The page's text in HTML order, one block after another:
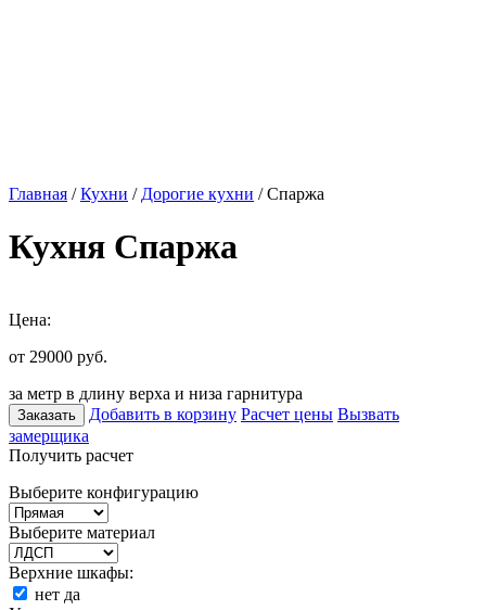
Главная /Кухни / Дорогие кухни / Спаржа
Кухня Спаржа
Цена:
от 29000 руб.
за метр в длину верха и низа гарнитура
Заказать Добавить в корзину Расчет цены Вызвать
замерщика
Получить расчет
Выберите конфигурацию
Выберите материал
Верхние шкафы:
нет да